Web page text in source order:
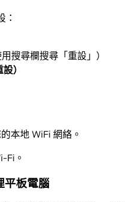
：
用搜尋欄搜尋「重設」）
）
本地 WiFi 網絡。
Fi。
平板電腦